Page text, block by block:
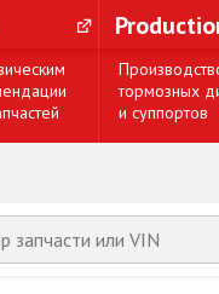
тормозных
и суппортов